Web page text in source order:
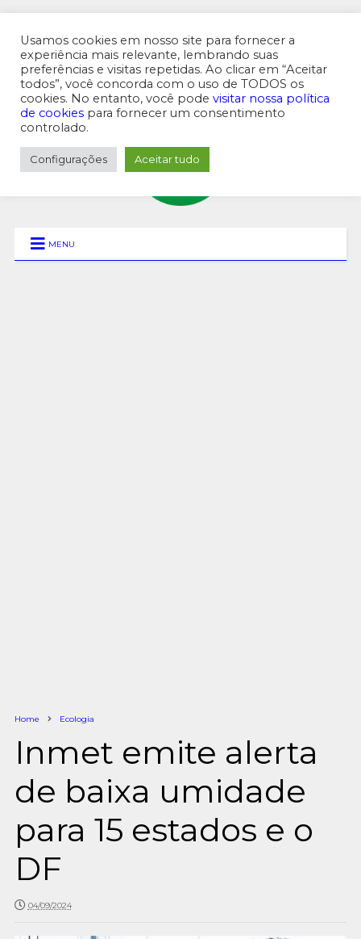
MENU SUPERIOR
MENU
Home Ecologia
Inmet emite alerta
de baixa umidade
para 15 estados e o
DF
04/09/2024
Usamos cookies em nosso site para fornecer a
experiência mais relevante, lembrando suas
preferências e visitas repetidas. Ao clicar em “Aceitar
todos”, você concorda com o uso de TODOS os
cookies. No entanto, você pode visitar nossa política
de cookies para fornecer um consentimento
controlado.
Configurações Aceitar tudo